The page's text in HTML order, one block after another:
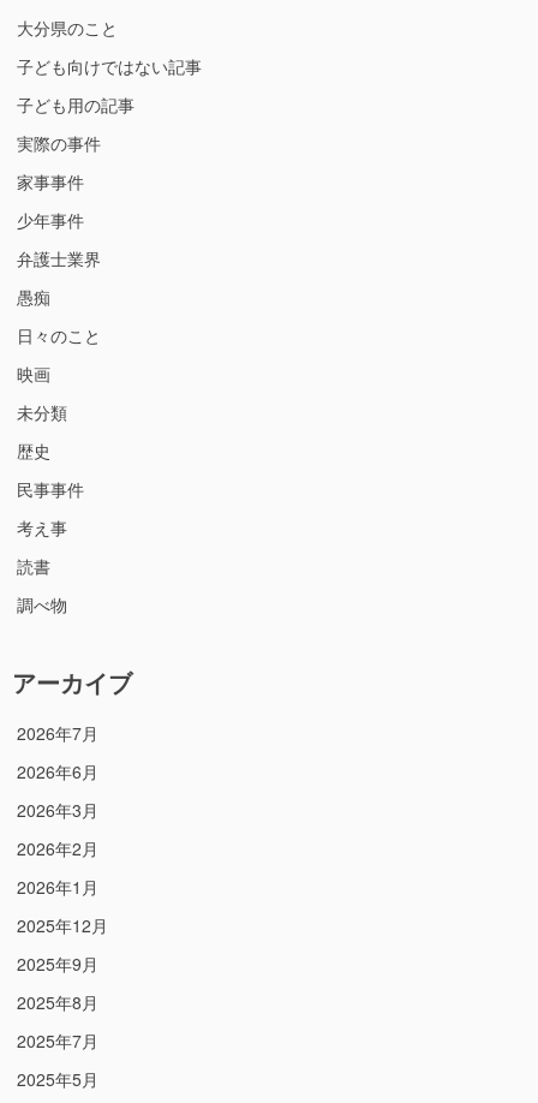
大分県のこと
子ども向けではない記事
子ども用の記事
実際の事件
家事事件
少年事件
弁護士業界
愚痴
日々のこと
映画
未分類
歴史
民事事件
考え事
読書
調べ物
アーカイブ
2026年7月
2026年6月
2026年3月
2026年2月
2026年1月
2025年12月
2025年9月
2025年8月
2025年7月
2025年5月